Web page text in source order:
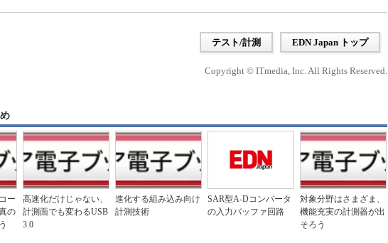
テスト/計測 EDN Japan トップ
Copyright © ITmedia, Inc. All Rights Reserved.
ー
の
高速化だけじゃない、
計測面でも変わるUSB
3.0
進化する組み込み向け
計測技術
SAR型A-Dコンバータ
の入力バッファ回路
対象分野はさまざま、
機能充実の計測器が出
そろう